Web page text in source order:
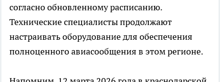
согласно обновленному расписанию.
Технические специалисты продолжают
настраивать оборудование для обеспечения
полноценного авиасообщения в этом регионе.